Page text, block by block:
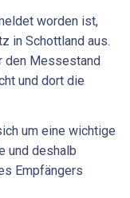
worden ist,
in Schottland aus.
den Messestand
und dort die
um eine wichtige
und deshalb
Empfängers